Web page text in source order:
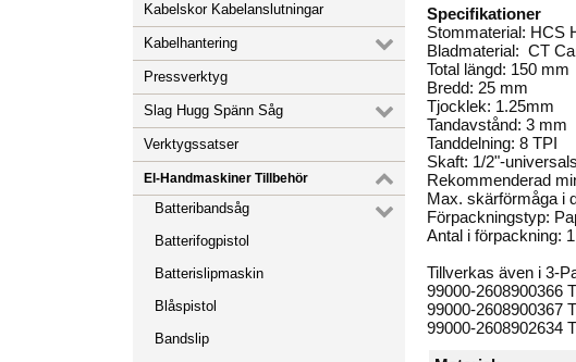
Kabelskor Kabelanslutningar
Kabelhantering
Pressverktyg
Slag Hugg Spänn Såg
Verktygssatser
El-Handmaskiner Tillbehör
Batteribandsåg
Batterifogpistol
Batterislipmaskin
Blåspistol
Bandslip
Specifikationer
Stommaterial: HCS
Bladmaterial: CT
Total längd: 150 mm
Bredd: 25 mm
Tjocklek: 1.25mm
Tandavstånd: 3 mm
Tanddelning: 8 TPI
Skaft: 1/2"-
Rekommenderad
Max. skärförmåga i
Förpackningstyp:
Antal i förpackning:
Tillverkas även i 3-
99000-2608900366
99000-2608900367
99000-2608902634